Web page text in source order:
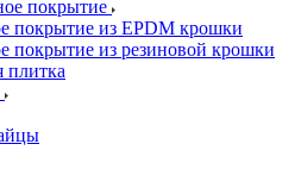
покрытие
покрытие из EPDM крошки
покрытие из резиновой крошки
плитка